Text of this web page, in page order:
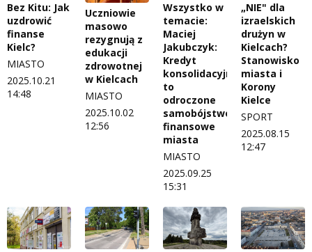
Bez Kitu: Jak
uzdrowić
finanse
Kielc?
MIASTO
2025.10.21
14:48
Uczniowie
masowo
rezygnują z
edukacji
zdrowotnej
w Kielcach
MIASTO
2025.10.02
12:56
Wszystko w
temacie:
Maciej
Jakubczyk:
Kredyt
konsolidacyjny
to
odroczone
samobójstwo
finansowe
miasta
MIASTO
2025.09.25
15:31
„NIE" dla
izraelskich
drużyn w
Kielcach?
Stanowisko
miasta i
Korony
Kielce
SPORT
2025.08.15
12:47